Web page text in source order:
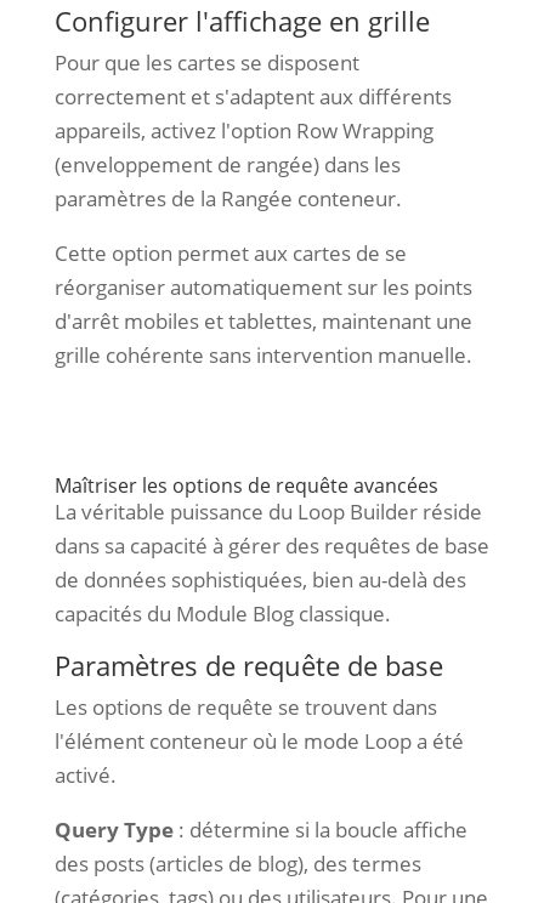
Configurer l'affichage en grille
Pour que les cartes se disposent
correctement et s'adaptent aux différents
appareils, activez l'option Row Wrapping
(enveloppement de rangée) dans les
paramètres de la Rangée conteneur.
Cette option permet aux cartes de se
réorganiser automatiquement sur les points
d'arrêt mobiles et tablettes, maintenant une
grille cohérente sans intervention manuelle.
Maîtriser les options de requête avancées
La véritable puissance du Loop Builder réside
dans sa capacité à gérer des requêtes de base
de données sophistiquées, bien au-delà des
capacités du Module Blog classique.
Paramètres de requête de base
Les options de requête se trouvent dans
l'élément conteneur où le mode Loop a été
activé.
Query Type: détermine si la boucle affiche
des posts (articles de blog), des termes
(catégories, tags) ou des utilisateurs. Pour une